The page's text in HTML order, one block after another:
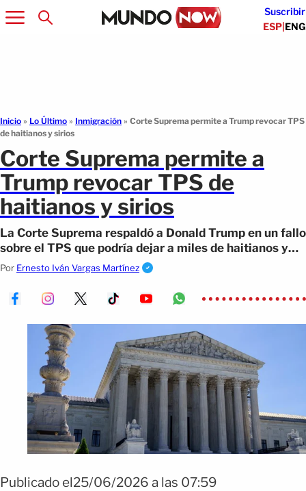
Suscribir
ESP|ENG
Inicio » Lo Último » Inmigración » Corte Suprema permite a Trump revocar TPS
de haitianos y sirios
Corte Suprema permite a
Trump revocar TPS de
haitianos y sirios
La Corte Suprema respaldó a Donald Trump en un fallo
sobre el TPS que podría dejar a miles de haitianos y
sirios sin protección migratoria.
Por Ernesto Iván Vargas Martínez
Publicado el25/06/2026 a las 07:59